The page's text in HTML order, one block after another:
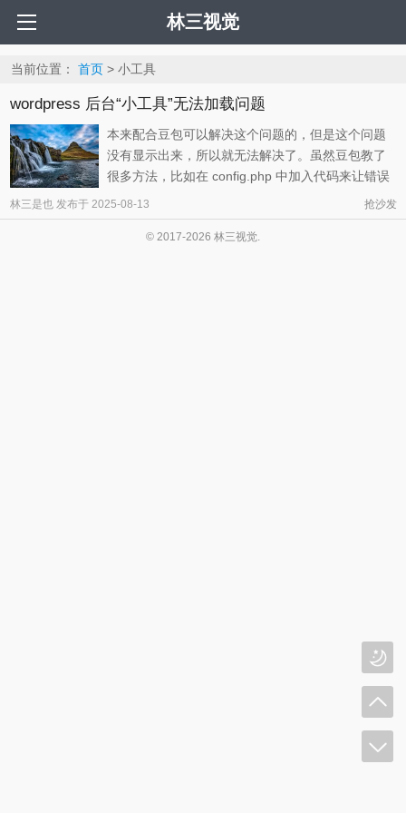
林三视觉
当前位置： 首页> 小工具
wordpress 后台“小工具”无法加载问题
本来配合豆包可以解决这个问题的，但是这个问题
没有显示出来，所以就无法解决了。虽然豆包教了
很多方法，比如在 config.php 中加入代码来让错误
信息显示出来，修改 define(‘WP_DEBUG’,false);
为以下代码： define('WP_DEBUG', true);
define('WP_DEBUG_LOG', true); // 错误日志保存
林三是也发布于 2025-08-13 抢沙发
© 2017-2026 林三视觉.